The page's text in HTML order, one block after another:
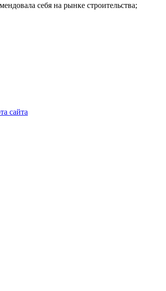
себя на рынке строительства;
сайта